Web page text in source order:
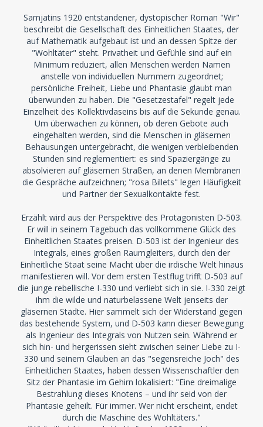
Samjatins 1920 entstandener, dystopischer Roman "Wir"
beschreibt die Gesellschaft des Einheitlichen Staates, der
auf Mathematik aufgebaut ist und an dessen Spitze der
"Wohltäter" steht. Privatheit und Gefühle sind auf ein
Minimum reduziert, allen Menschen werden Namen
anstelle von individuellen Nummern zugeordnet;
persönliche Freiheit, Liebe und Phantasie glaubt man
überwunden zu haben. Die "Gesetzestafel" regelt jede
Einzelheit des Kollektivdaseins bis auf die Sekunde genau.
Um überwachen zu können, ob deren Gebote auch
eingehalten werden, sind die Menschen in gläsernen
Behausungen untergebracht, die wenigen verbleibenden
Stunden sind reglementiert: es sind Spaziergänge zu
absolvieren auf gläsernen Straßen, an denen Membranen
die Gespräche aufzeichnen; "rosa Billets" legen Häufigkeit
und Partner der Sexualkontakte fest.
Erzählt wird aus der Perspektive des Protagonisten D-503.
Er will in seinem Tagebuch das vollkommene Glück des
Einheitlichen Staates preisen. D-503 ist der Ingenieur des
Integrals, eines großen Raumgleiters, durch den der
Einheitliche Staat seine Macht über die irdische Welt hinaus
manifestieren will. Vor dem ersten Testflug trifft D-503 auf
die junge rebellische I-330 und verliebt sich in sie. I-330 zeigt
ihm die wilde und naturbelassene Welt jenseits der
gläsernen Städte. Hier sammelt sich der Widerstand gegen
das bestehende System, und D-503 kann dieser Bewegung
als Ingenieur des Integrals von Nutzen sein. Während er
sich hin- und hergerissen sieht zwischen seiner Liebe zu I-
330 und seinem Glauben an das "segensreiche Joch" des
Einheitlichen Staates, haben dessen Wissenschaftler den
Sitz der Phantasie im Gehirn lokalisiert: "Eine dreimalige
Bestrahlung dieses Knotens – und ihr seid von der
Phantasie geheilt. Für immer. Wer nicht erscheint, endet
durch die Maschine des Wohltäters."